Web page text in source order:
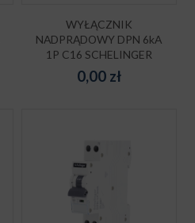
WYŁĄCZNIK
NADPRĄDOWY DPN 6kA
1P C16 SCHELINGER
0,00zł